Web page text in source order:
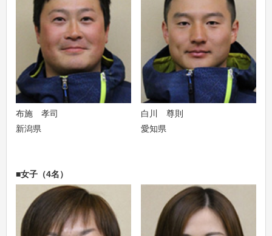
布施 孝司
新潟県
白川 尊則
愛知県
■女子（4名）